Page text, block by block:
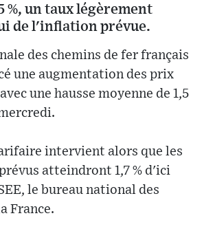
%, un taux légèrement
de l'inflation prévue.
des chemins de fer français
une augmentation des prix
une hausse moyenne de 1,5
intervient alors que les
atteindront 1,7 % d'ici
le bureau national des
France.